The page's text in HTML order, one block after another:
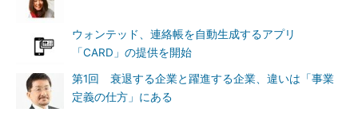
ウォンテッド、連絡帳を自動生成するアプリ
「CARD」の提供を開始
第1回 衰退する企業と躍進する企業、違いは「事業
定義の仕方」にある